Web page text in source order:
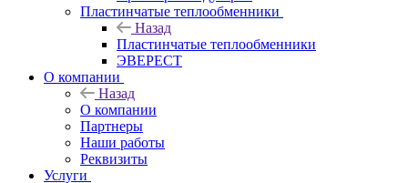
Пластинчатые теплообменники
Назад
Пластинчатые теплообменники
ЭВЕРЕСТ
О компании
Назад
О компании
Партнеры
Наши работы
Реквизиты
Услуги